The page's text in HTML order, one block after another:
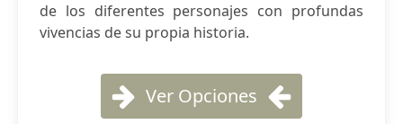
de los diferentes personajes con profundas
vivencias de su propia historia.
Ver Opciones